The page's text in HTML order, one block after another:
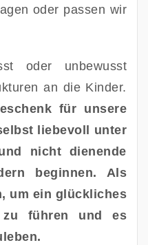
oder passen wir
oder unbewusst
für unsere
liebevoll unter
nicht dienende
beginnen. Als
um ein glückliches
führen und es